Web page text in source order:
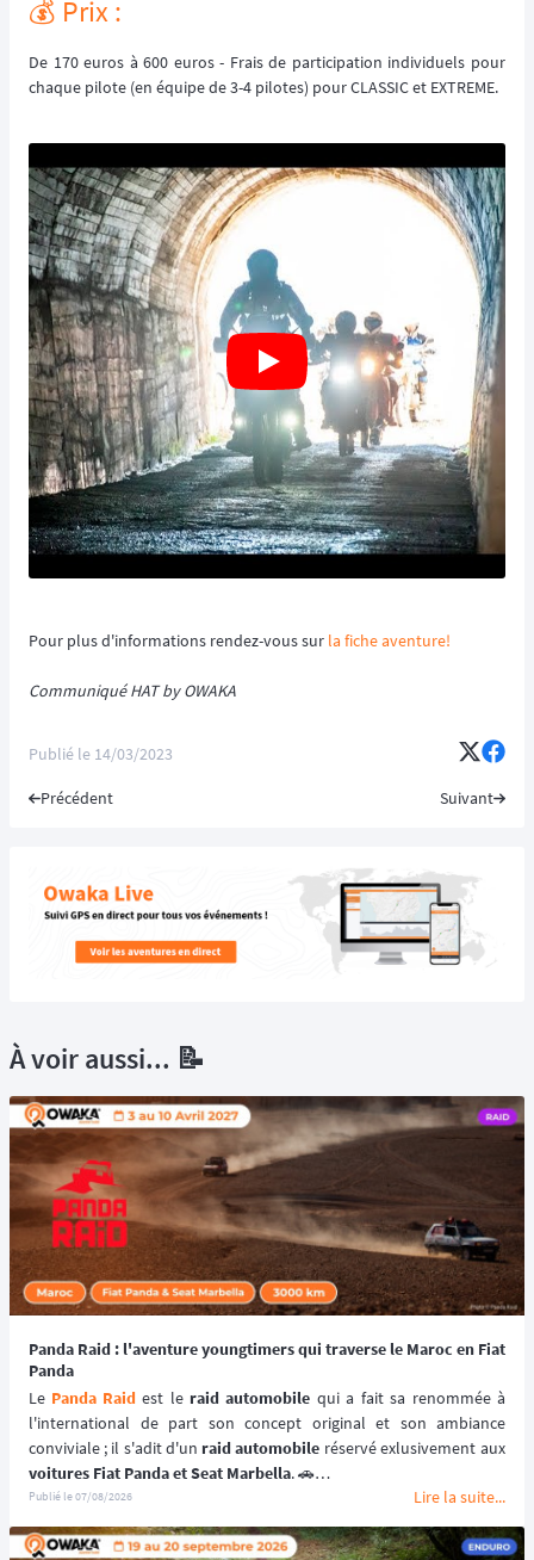
💰️ Prix :
De 170 euros à 600 euros - Frais de participation individuels pour
chaque pilote (en équipe de 3-4 pilotes) pour CLASSIC et EXTREME.
Pour plus d'informations rendez-vous sur la fiche aventure!
Communiqué HAT by OWAKA
Publié le 14/03/2023
Précédent Suivant
À voir aussi... 📝
Panda Raid : l'aventure youngtimers qui traverse le Maroc en Fiat
Panda
Le Panda Raid est le raid automobile qui a fait sa renommée à
l'international de part son concept original et son ambiance
conviviale ; il s'adit d'un raid automobile
voitures Fiat Panda et Seat Marbella. 🚗
Une véritable aventure offroad qui se déroule au coeur du désert
marocain à bord de véhicules youngtimers. 🚘🌵
📆 Prochaines dates : du 3 au 10 avril 2027.
Publié le07/08/2026 Lire la suite...